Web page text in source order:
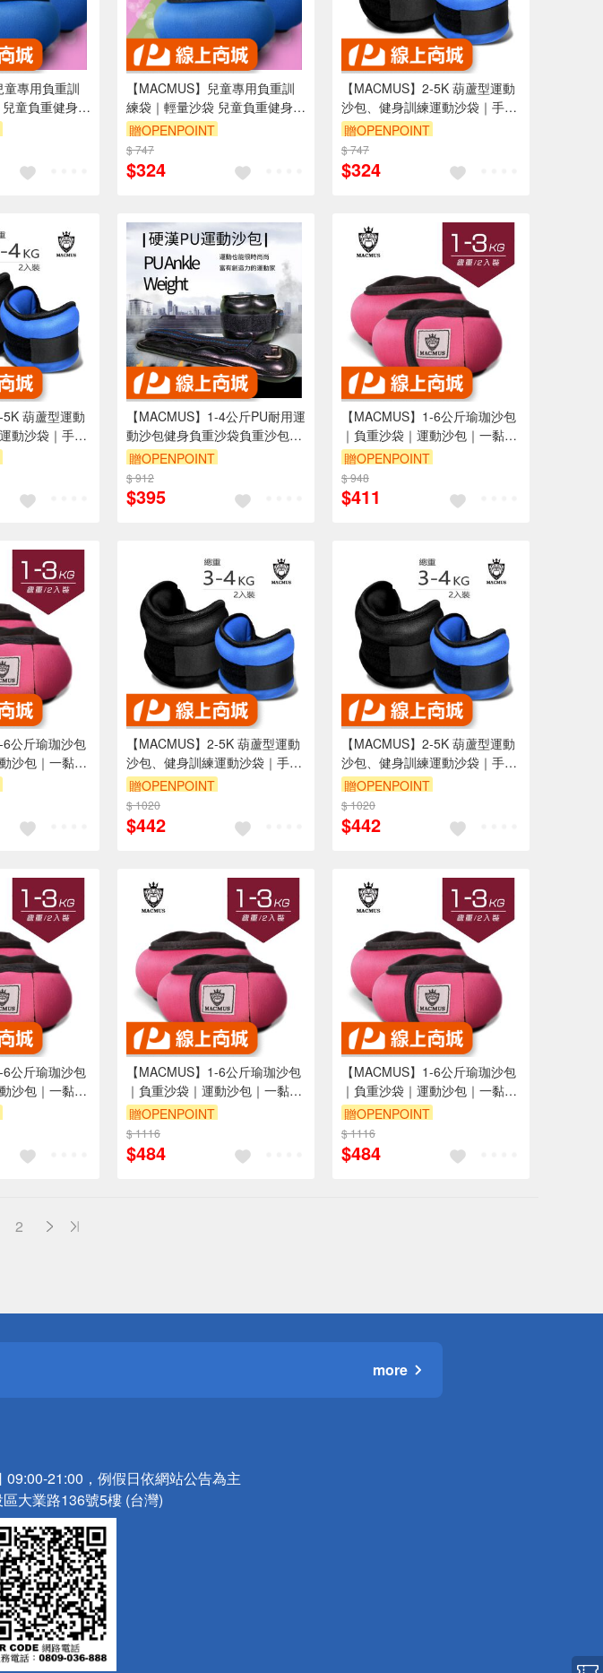
童專用負重訓
童負重健身沙
袋｜小型負重
量訓練袋(裸
【MACMUS】兒童專用負重訓
練袋｜輕量沙袋 兒童負重健身沙
包｜兒童重量訓練袋｜小型負重
沙袋｜兒童專用力量訓練袋(裸
包出貨)
贈OPENPOINT
$ 747
$324
【MACMUS】2-5K 葫蘆型運動
沙包、健身訓練運動沙袋｜手
腕、腳踝皆適用(裸包出貨)
贈OPENPOINT
$ 747
$324
5K 葫蘆型運動
動沙袋｜手
包出貨)
【MACMUS】1-4公斤PU耐用運
動沙包健身負重沙袋負重沙包可
綁手腕腳踝復健沙包｜運動沙袋
1 2 3 4公斤可選(裸包出貨)
贈OPENPOINT
$ 912
$395
【MACMUS】1-6公斤瑜珈沙包
｜負重沙袋｜運動沙包｜一黏一
拉穿脫方便｜適合健身訓練、瑜
伽、復健可綁手、腳、腿(裸包
出貨)
贈OPENPOINT
$ 948
$411
6公斤瑜珈沙包
沙包｜一黏一
健身訓練、瑜
腳、腿(裸包
【MACMUS】2-5K 葫蘆型運動
沙包、健身訓練運動沙袋｜手
腕、腳踝皆適用(裸包出貨)
贈OPENPOINT
$ 1020
$442
【MACMUS】2-5K 葫蘆型運動
沙包、健身訓練運動沙袋｜手
腕、腳踝皆適用(裸包出貨)
贈OPENPOINT
$ 1020
$442
6公斤瑜珈沙包
沙包｜一黏一
健身訓練、瑜
腳、腿(裸包
【MACMUS】1-6公斤瑜珈沙包
｜負重沙袋｜運動沙包｜一黏一
拉穿脫方便｜適合健身訓練、瑜
伽、復健可綁手、腳、腿(裸包
出貨)
贈OPENPOINT
$ 1116
$484
【MACMUS】1-6公斤瑜珈沙包
｜負重沙袋｜運動沙包｜一黏一
拉穿脫方便｜適合健身訓練、瑜
伽、復健可綁手、腳、腿(裸包
出貨)
贈OPENPOINT
$ 1116
$484
2
more
09:00-21:00，例假日依網站公告為主
大業路136號5樓 (台灣)